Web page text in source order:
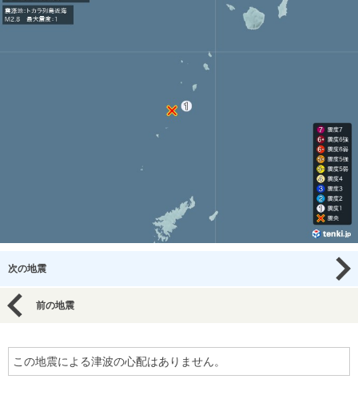
次の地震
前の地震
この地震による津波の心配はありません。